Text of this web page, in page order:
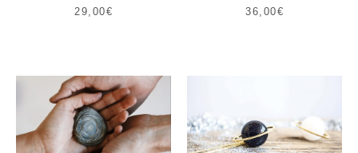
29,00€ 36,00€